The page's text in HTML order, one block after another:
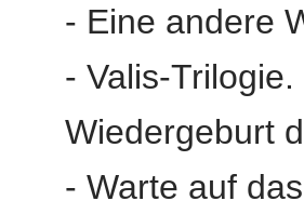
- Eine andere
- Valis-
Wiedergeburt
- Warte auf